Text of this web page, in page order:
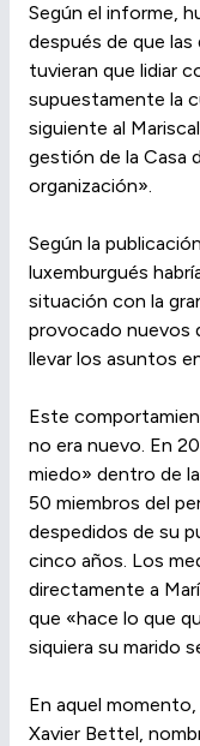
Según el informe,
después de que
tuvieran que lidiar
supuestamente la
siguiente al
gestión de la Casa
organización».
Según la
luxemburgués
situación con la
provocado nuevos
llevar los asuntos
Este
no era nuevo. En
miedo» dentro de
50 miembros del
despedidos de su
cinco años. Los
directamente a
que «hace lo que
siquiera su marido
En aquel
Xavier Bettel,